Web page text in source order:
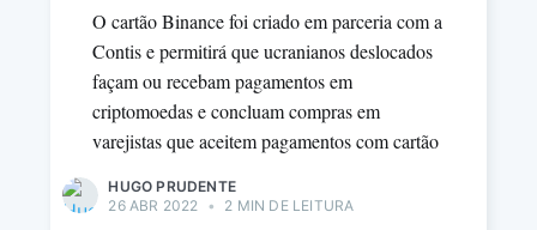
O cartão Binance foi criado em parceria com a
Contis e permitirá que ucranianos deslocados
façam ou recebam pagamentos em
criptomoedas e concluam compras em
varejistas que aceitem pagamentos com cartão
HUGO PRUDENTE
26 ABR 2022 • 2 MIN DE LEITURA